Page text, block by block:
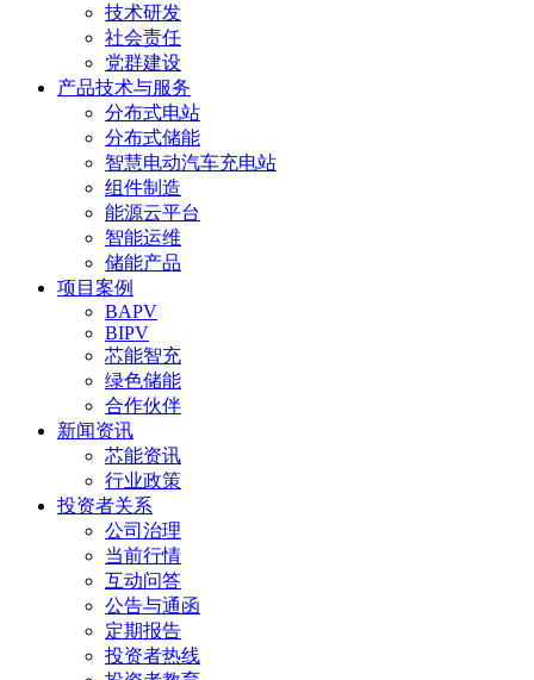
技术研发
社会责任
党群建设
产品技术与服务
分布式电站
分布式储能
智慧电动汽车充电站
组件制造
能源云平台
智能运维
储能产品
项目案例
BAPV
BIPV
芯能智充
绿色储能
合作伙伴
新闻资讯
芯能资讯
行业政策
投资者关系
公司治理
当前行情
互动问答
公告与通函
定期报告
投资者热线